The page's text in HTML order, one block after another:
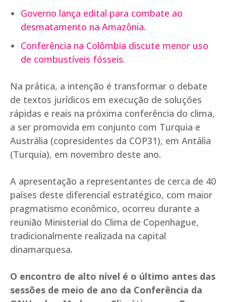
Governo lança edital para combate ao
desmatamento na Amazônia.
Conferência na Colômbia discute menor uso
de combustíveis fósseis.
Na prática, a intenção é transformar o debate
de textos jurídicos em execução de soluções
rápidas e reais na próxima conferência do clima,
a ser promovida em conjunto com Turquia e
Austrália (copresidentes da COP31), em Antália
(Turquia), em novembro deste ano.
A apresentação a representantes de cerca de 40
países deste diferencial estratégico, com maior
pragmatismo econômico, ocorreu durante a
reunião Ministerial do Clima de Copenhague,
tradicionalmente realizada na capital
dinamarquesa.
O encontro de alto nível é o último antes das
sessões de meio de ano da Conferência da